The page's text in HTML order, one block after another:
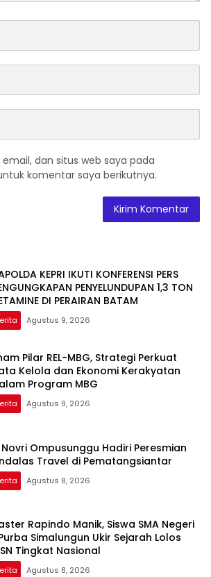
dan situs web saya pada
komentar saya berikutnya.
KEPRI IKUTI KONFERENSI PERS
PENYELUNDUPAN 1,3 TON
DI PERAIRAN BATAM
Agustus 9, 2026
Pilar REL-MBG, Strategi Perkuat
Kelola dan Ekonomi Kerakyatan
Program MBG
Agustus 9, 2026
Novri Ompusunggu Hadiri Peresmian
Travel di Pematangsiantar
Agustus 8, 2026
Rapindo Manik, Siswa SMA Negeri
Simalungun Ukir Sejarah Lolos
Tingkat Nasional
Agustus 8, 2026